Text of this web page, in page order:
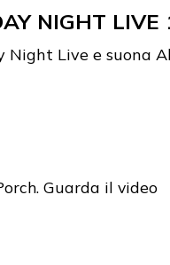
NIGHT LIVE
Live e suona
Guarda il video